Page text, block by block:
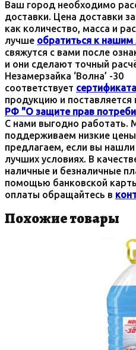
Ваш город необходимо
доставки. Цена доставки
как количество, масса и
лучше обратиться к нашим
свяжутся с вами после
и они сделают точный
Незамерзайка ‘Волна’ -30
соответствует
продукцию и поставляется
РФ "О защите прав
С нами выгодно работать.
поддерживаем низкие
предлагаем, если вы
лучших условиях. В
наличные и безналичные
помощью банковской
оплаты обращайтесь в
Похожие товары